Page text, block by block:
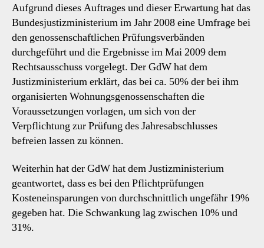
Aufgrund dieses Auftrages und dieser Erwartung hat das
Bundesjustizministerium im Jahr 2008 eine Umfrage bei
den genossenschaftlichen Prüfungsverbänden
durchgeführt und die Ergebnisse im Mai 2009 dem
Rechtsausschuss vorgelegt. Der GdW hat dem
Justizministerium erklärt, das bei ca. 50% der bei ihm
organisierten Wohnungsgenossenschaften die
Voraussetzungen vorlagen, um sich von der
Verpflichtung zur Prüfung des Jahresabschlusses
befreien lassen zu können.
Weiterhin hat der GdW hat dem Justizministerium
geantwortet, dass es bei den Pflichtprüfungen
Kosteneinsparungen von durchschnittlich ungefähr 19%
gegeben hat. Die Schwankung lag zwischen 10% und
31%.